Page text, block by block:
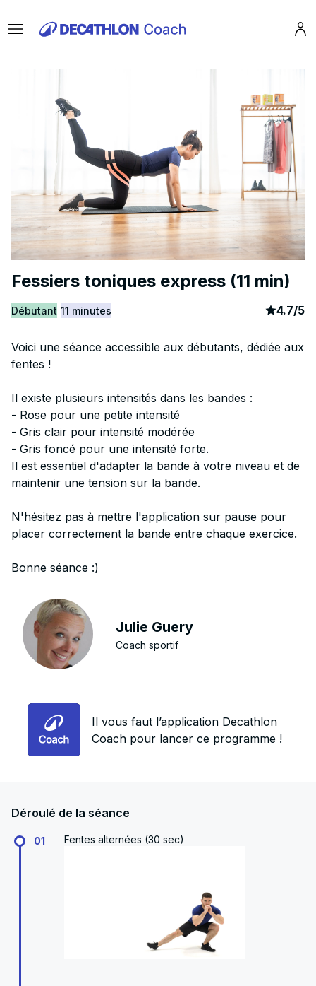
Menu
Fessiers toniques express (11 min)
Débutant 11 minutes article
4.7/5
Voici une séance accessible aux débutants, dédiée aux
fentes !
Il existe plusieurs intensités dans les bandes :
- Rose pour une petite intensité
- Gris clair pour intensité modérée
- Gris foncé pour une intensité forte.
Il est essentiel d'adapter la bande à votre niveau et de
maintenir une tension sur la bande.
N'hésitez pas à mettre l'application sur pause pour
placer correctement la bande entre chaque exercice.
Bonne séance :)
Julie Guery
Coach sportif
Il vous faut l’application Decathlon
Coach pour lancer ce programme !
Déroulé de la séance
01 Fentes alternées (30 sec)